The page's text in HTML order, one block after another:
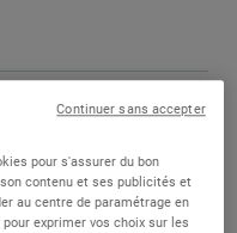
pour s'assurer du bon
contenu et ses publicités et
au centre de paramétrage en
exprimer vos choix sur les
Continuer sans accepter